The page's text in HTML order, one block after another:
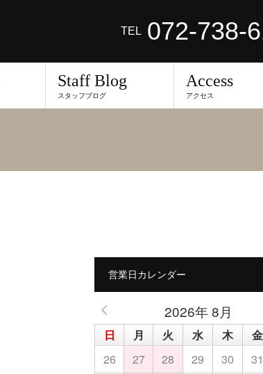
TEL 072-738-
Staff Blog
スタッフブログ
Access
アクセス
営業日カレンダー
2026年 8月
日 月 火 水 木 金
26
27 28 29 30 31